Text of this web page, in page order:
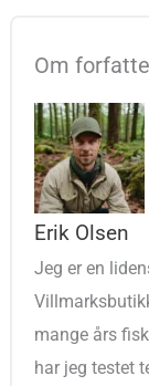
Om
Erik Olsen
Jeg er en
mange års
har jeg testet